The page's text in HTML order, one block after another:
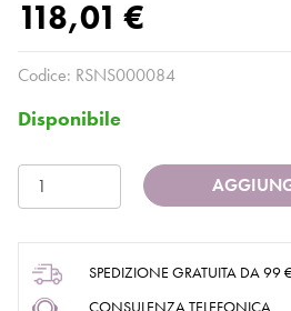
118,01 €
Codice: RSNS000084
Disponibile
SPEDIZIONE GRATUITA DA 99
CONSULENZA TELEFONICA